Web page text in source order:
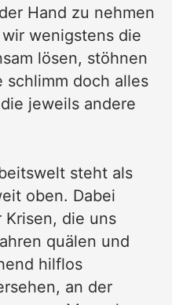
Hand zu nehmen
wenigstens die
lösen, stöhnen
schlimm doch alles
jeweils andere
steht als
oben. Dabei
die uns
quälen und
hilflos
an der